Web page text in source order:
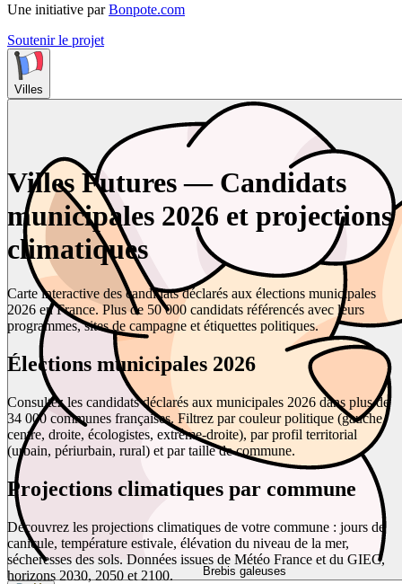
Une initiative par Bonpote.com
Soutenir le projet
Villes
Brebis galeuses
Villes Futures — Candidats
municipales 2026 et projections
climatiques
Carte interactive des candidats déclarés aux élections municipales
2026 en France. Plus de 50 000 candidats référencés avec leurs
programmes, sites de campagne et étiquettes politiques.
Élections municipales 2026
Consultez les candidats déclarés aux municipales 2026 dans plus de
34 000 communes françaises. Filtrez par couleur politique (gauche,
centre, droite, écologistes, extrême-droite), par profil territorial
(urbain, périurbain, rural) et par taille de commune.
Projections climatiques par commune
Découvrez les projections climatiques de votre commune : jours de
canicule, température estivale, élévation du niveau de la mer,
sécheresses des sols. Données issues de Météo France et du GIEC,
horizons 2030, 2050 et 2100.